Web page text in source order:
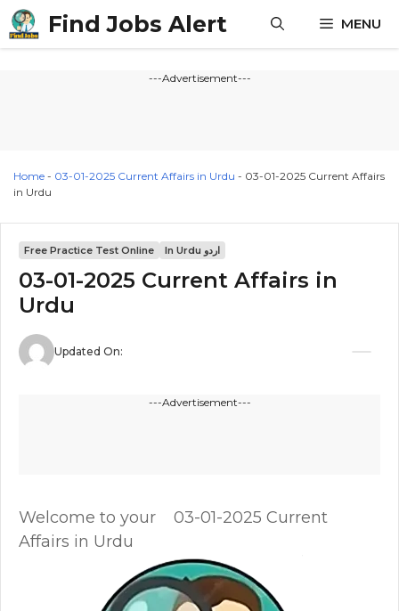
Skip
to
content
Find Jobs Alert MENU
---Advertisement---
Home - 03-01-2025 Current Affairs in Urdu - 03-01-2025 Current Affairs
in Urdu
Free Practice Test Online In Urdu اردو
03-01-2025 Current Affairs in
Urdu
Updated On:
---Advertisement---
Welcome to your 03-01-2025 Current
Affairs in Urdu